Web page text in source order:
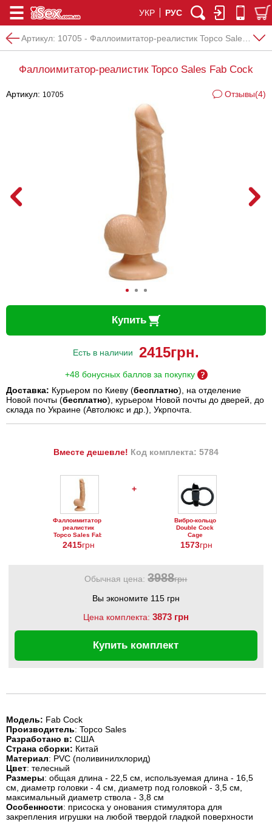
УКР РУС
Артикул: 10705 - Фаллоимитатор-реалистик Topco Sales Fab Cock
Фаллоимитатор-реалистик Topco Sales Fab Cock
Артикул: 10705 Отзывы(4)
Купить
Есть в наличии 2415грн.
+48 бонусных баллов за покупку
Доставка: Курьером по Киеву (бесплатно), на отделение
Новой почты (бесплатно), курьером Новой почты до дверей, до
склада по Украине (Автолюкс и др.), Укрпочта.
Вместе дешевле! Код комплекта: 5784
Фаллоимитатор-
реалистик
Topco Sales Fab
Cock
2415грн
+
Вибро-кольцо
Double Cock
Cage
1573грн
Обычная цена:3988грн
Вы экономите 115 грн
Цена комплекта: 3873 грн
Купить комплект
Модель: Fab Cock
Производитель: Topco Sales
Разработано в: США
Страна сборки: Китай
Материал: PVC (поливинилхлорид)
Цвет: телесный
Размеры: общая длина - 22,5 см, используемая длина - 16,5
см, диаметр головки - 4 см, диаметр под головкой - 3,5 см,
максимальный диаметр ствола - 3,8 см
Особенности: присоска у онования стимулятора для
закрепления игрушки на любой твердой гладкой поверхности